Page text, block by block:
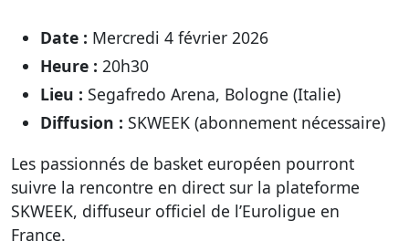
Date : Mercredi 4 février 2026
Heure : 20h30
Lieu : Segafredo Arena, Bologne (Italie)
Diffusion : SKWEEK (abonnement nécessaire)
Les passionnés de basket européen pourront
suivre la rencontre en direct sur la plateforme
SKWEEK, diffuseur officiel de l’Euroligue en
France.